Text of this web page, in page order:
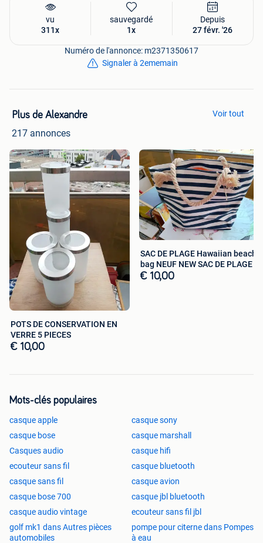
vu
311x
sauvegardé
1x
Depuis
27 févr. '26
Numéro de l'annonce: m2371350617
Signaler à 2ememain
Plus de Alexandre
217 annonces
Voir tout
POTS DE CONSERVATION EN
VERRE 5 PIECES
€ 10,00
SAC DE PLAGE Hawaiian beach
bag NEUF NEW SAC DE PLAGE
€ 10,00
Mots-clés populaires
casque apple
casque sony
casque bose
casque marshall
Casques audio
casque hifi
ecouteur sans fil
casque bluetooth
casque sans fil
casque avion
casque bose 700
casque jbl bluetooth
casque audio vintage
ecouteur sans fil jbl
golf mk1 dans Autres pièces
automobiles
pompe pour citerne dans Pompes
à eau